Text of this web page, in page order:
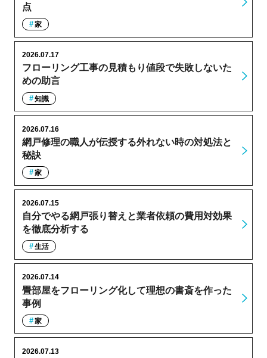
点
家
フローリング工事の見積もり値段で失敗しないた
めの助言
2026.07.17
知識
網戸修理の職人が伝授する外れない時の対処法と
秘訣
2026.07.16
家
自分でやる網戸張り替えと業者依頼の費用対効果
を徹底分析する
2026.07.15
生活
畳部屋をフローリング化して理想の書斎を作った
事例
2026.07.14
家
2026.07.13